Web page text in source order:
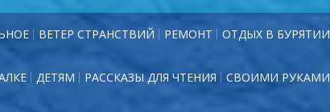
ВЕТЕР СТРАНСТВИЙ РЕМОНТ ОТДЫХ В БУРЯТИИ
ДЕТЯМ РАССКАЗЫ ДЛЯ ЧТЕНИЯ СВОИМИ РУКАМИ